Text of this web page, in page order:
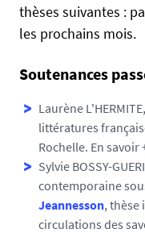
thèses suivantes :
les prochains mois.
Soutenances
Laurène
littératures
Rochelle. En savoir
Sylvie BOSSY-
contemporaine
Jeannesson, thèse
circulations des